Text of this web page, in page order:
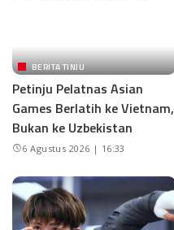
BERITA TINJU
Petinju Pelatnas Asian
Games Berlatih ke Vietnam,
Bukan ke Uzbekistan
6 Agustus 2026 | 16:33